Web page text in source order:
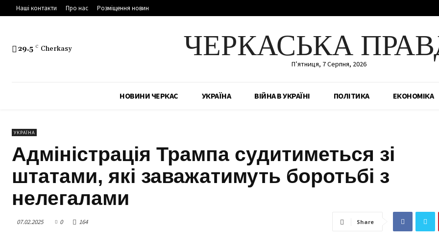
Наші контакти Про нас Розміщення новин
29.5 C Cherkasy ЧЕРКАСЬКА
П’ятниця, 7 Серпня, 2026
НОВИНИ ЧЕРКАС УКРАЇНА ВІЙНА В УКРАЇНІ ПОЛІТИКА ЕКОНОМІКА
УКРАЇНА
Адміністрація Трампа судитиметься зі
штатами, які заважатимуть боротьбі з
нелегалами
07.02.2025 0 164 Share